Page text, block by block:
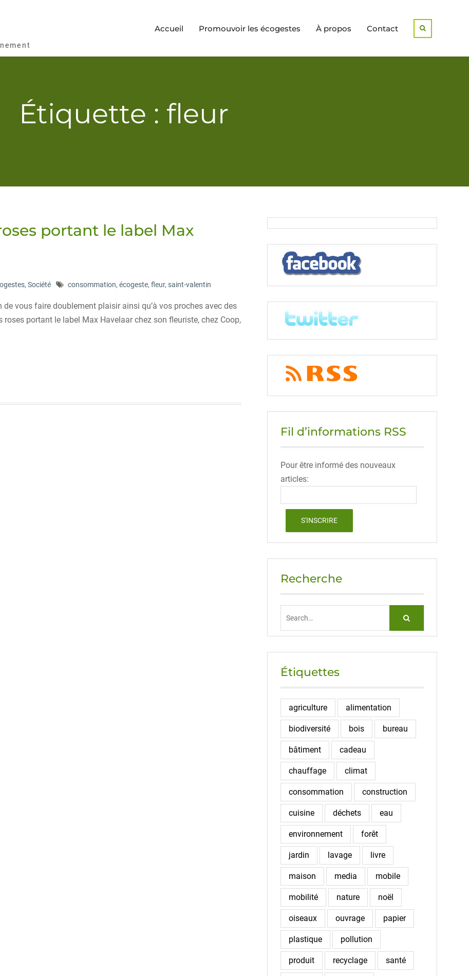
Accueil Promouvoir les écogestes À propos Contact
Étiquette : fleur
portant le label Max
, Société consommation, écogeste, fleur, saint-valentin
de vous faire doublement plaisir ainsi qu’à vos proches avec des
portant le label Max Havelaar chez son fleuriste, chez Coop,
Fil d’informations RSS
Pour être informé des nouveaux
articles:
Recherche
Étiquettes
agriculture alimentation
biodiversité bois bureau
bâtiment cadeau
chauffage climat
consommation construction
cuisine déchets eau
environnement forêt
jardin lavage livre
maison media mobile
mobilité nature noël
oiseaux ouvrage papier
plastique pollution
produit recyclage santé